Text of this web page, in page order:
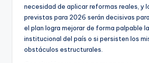
necesidad de aplicar reformas reales, y
previstas para 2026 serán decisivas
el plan logra mejorar de forma palpable
institucional del país o si persisten los
obstáculos estructurales.